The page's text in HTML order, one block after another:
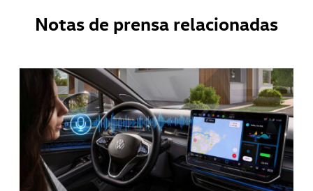
Notas de prensa relacionadas